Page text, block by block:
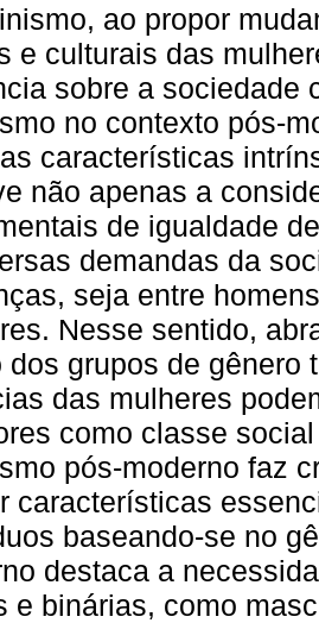
ao propor
e culturais das
sobre a sociedade
no contexto pós-
características
não apenas a
de igualdade
demandas da
seja entre
Nesse sentido,
dos grupos de gênero
das mulheres
como classe
pós-moderno faz
características
baseando-se no
destaca a
e binárias, como